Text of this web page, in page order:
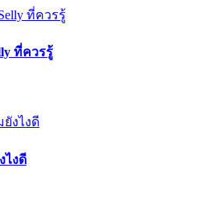
ที่ควรรู้
ไงดี